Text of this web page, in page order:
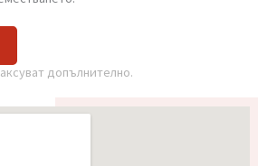
която съчетава качество, надеждност
допълнително.